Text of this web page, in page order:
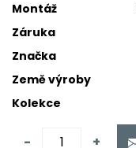
Montáž
Záruka
Značka
Země výroby
Kolekce
- +